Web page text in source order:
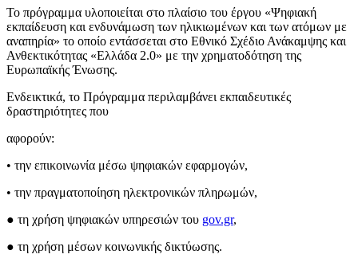
Το πρόγραμμα υλοποιείται στο πλαίσιο του έργου «Ψηφιακή
εκπαίδευση και ενδυνάμωση των ηλικιωμένων και των ατόμων με
αναπηρία» το οποίο εντάσσεται στο Εθνικό Σχέδιο Ανάκαμψης και
Ανθεκτικότητας «Ελλάδα 2.0» με την χρηματοδότηση της
Ευρωπαϊκής Ένωσης.
Ενδεικτικά, το Πρόγραμμα περιλαμβάνει εκπαιδευτικές
δραστηριότητες που
αφορούν:
• την επικοινωνία μέσω ψηφιακών εφαρμογών,
• την πραγματοποίηση ηλεκτρονικών πληρωμών,
● τη χρήση ψηφιακών υπηρεσιών του gov.gr,
● τη χρήση μέσων κοινωνικής δικτύωσης.